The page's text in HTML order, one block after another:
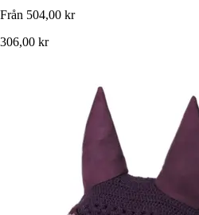
Från 504,00 kr
306,00 kr